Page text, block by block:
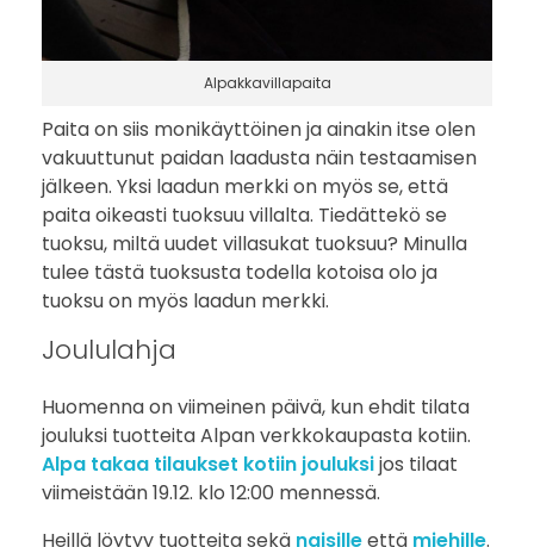
Alpakkavillapaita
Paita on siis monikäyttöinen ja ainakin itse olen
vakuuttunut paidan laadusta näin testaamisen
jälkeen. Yksi laadun merkki on myös se, että
paita oikeasti tuoksuu villalta. Tiedättekö se
tuoksu, miltä uudet villasukat tuoksuu? Minulla
tulee tästä tuoksusta todella kotoisa olo ja
tuoksu on myös laadun merkki.
Joululahja
Huomenna on viimeinen päivä, kun ehdit tilata
jouluksi tuotteita Alpan verkkokaupasta kotiin.
Alpa takaa tilaukset kotiin jouluksijos tilaat
viimeistään 19.12. klo 12:00 mennessä.
Heillä löytyy tuotteita sekä naisilleettä miehille.